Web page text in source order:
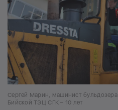
Сергей Марин, машинист
Бийской ТЭЦ СГК – 10 лет